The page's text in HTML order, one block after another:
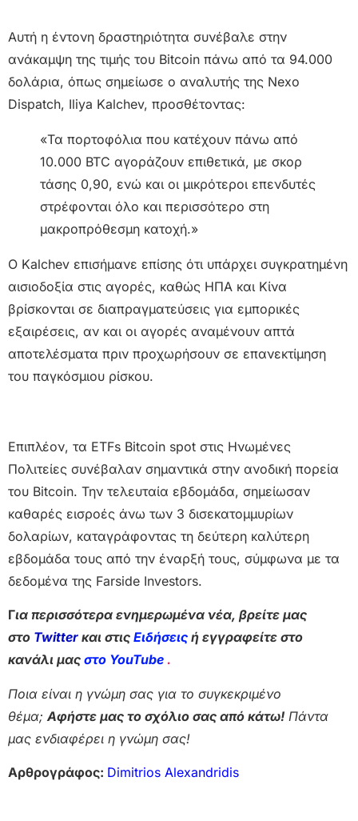
Αυτή η έντονη δραστηριότητα συνέβαλε στην
ανάκαμψη της τιμής του Bitcoin πάνω από τα 94.000
δολάρια, όπως σημείωσε ο αναλυτής της Nexo
Dispatch, Iliya Kalchev, προσθέτοντας:
«Τα πορτοφόλια που κατέχουν πάνω από
10.000 BTC αγοράζουν επιθετικά, με σκορ
τάσης 0,90, ενώ και οι μικρότεροι επενδυτές
στρέφονται όλο και περισσότερο στη
μακροπρόθεσμη κατοχή.»
Ο Kalchev επισήμανε επίσης ότι υπάρχει συγκρατημένη
αισιοδοξία στις αγορές, καθώς ΗΠΑ και Κίνα
βρίσκονται σε διαπραγματεύσεις για εμπορικές
εξαιρέσεις, αν και οι αγορές αναμένουν απτά
αποτελέσματα πριν προχωρήσουν σε επανεκτίμηση
του παγκόσμιου ρίσκου.
Επιπλέον, τα ETFs Bitcoin spot στις Ηνωμένες
Πολιτείες συνέβαλαν σημαντικά στην ανοδική πορεία
του Bitcoin. Την τελευταία εβδομάδα, σημείωσαν
καθαρές εισροές άνω των 3 δισεκατομμυρίων
δολαρίων, καταγράφοντας τη δεύτερη καλύτερη
εβδομάδα τους από την έναρξή τους, σύμφωνα με τα
δεδομένα της Farside Investors.
Για περισσότερα ενημερωμένα νέα, βρείτε μας
στο Twitter και στις Ειδήσεις ή εγγραφείτε στο
κανάλι μας στο YouTube .
Ποια είναι η γνώμη σας για το συγκεκριμένο
θέμα; Αφήστε μας το σχόλιο σας από κάτω! Πάντα
μας ενδιαφέρει η γνώμη σας!
Αρθρογράφος: Dimitrios Alexandridis